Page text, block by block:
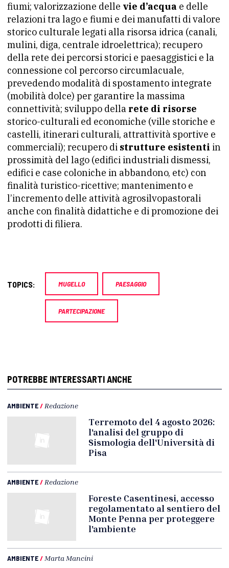
fiumi; valorizzazione delle vie d’acqua e delle
relazioni tra lago e fiumi e dei manufatti di valore
storico culturale legati alla risorsa idrica (canali,
mulini, diga, centrale idroelettrica); recupero
della rete dei percorsi storici e paesaggistici e la
connessione col percorso circumlacuale,
prevedendo modalità di spostamento integrate
(mobilità dolce) per garantire la massima
connettività; sviluppo della rete di risorse
storico-culturali ed economiche (ville storiche e
castelli, itinerari culturali, attrattività sportive e
commerciali); recupero di strutture esistenti in
prossimità del lago (edifici industriali dismessi,
edifici e case coloniche in abbandono, etc) con
finalità turistico-ricettive; mantenimento e
l’incremento delle attività agrosilvopastorali
anche con finalità didattiche e di promozione dei
prodotti di filiera.
TOPICS: MUGELLO PAESAGGIO
PARTECIPAZIONE
POTREBBE INTERESSARTI ANCHE
AMBIENTE/ Redazione
Terremoto del 4 agosto 2026:
l'analisi del gruppo di
Sismologia dell'Università di
Pisa
AMBIENTE/ Redazione
Foreste Casentinesi, accesso
regolamentato al sentiero del
Monte Penna per proteggere
l'ambiente
AMBIENTE/ Marta Mancini